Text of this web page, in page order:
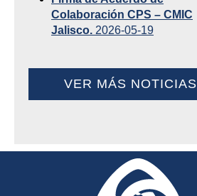
Colaboración CPS – CMIC
Jalisco. 2026-05-19
VER MÁS NOTICIAS